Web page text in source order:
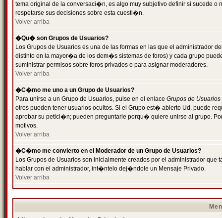
tema original de la conversaci�n, es algo muy subjetivo definir si sucede
respetarse sus decisiones sobre esta cuesti�n.
Volver arriba
�Qu� son Grupos de Usuarios?
Los Grupos de Usuarios es una de las formas en las que el administrador
distinto en la mayor�a de los dem�s sistemas de foros) y cada grupo
suministrar permisos sobre foros privados o para asignar moderadores.
Volver arriba
�C�mo me uno a un Grupo de Usuarios?
Para unirse a un Grupo de Usuarios, pulse en el enlace Grupos de Usuarios
otros pueden tener usuarios ocultos. Si el Grupo est� abierto Ud. puede
aprobar su petici�n; pueden preguntarle porqu� quiere unirse al grupo.
motivos.
Volver arriba
�C�mo me convierto en el Moderador de un Grupo de Usuarios?
Los Grupos de Usuarios son inicialmente creados por el administrador
hablar con el administrador, int�ntelo dej�ndole un Mensaje Privado.
Volver arriba